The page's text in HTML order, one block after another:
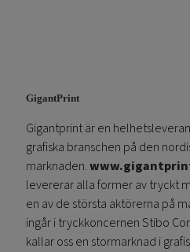
GigantPrint
Gigantprint är en
grafiska branschen på den
marknaden.
levererar alla former av tryckt
en av de största aktörerna på
ingår i tryckkoncernen Stibo
kallar oss en stormarknad i